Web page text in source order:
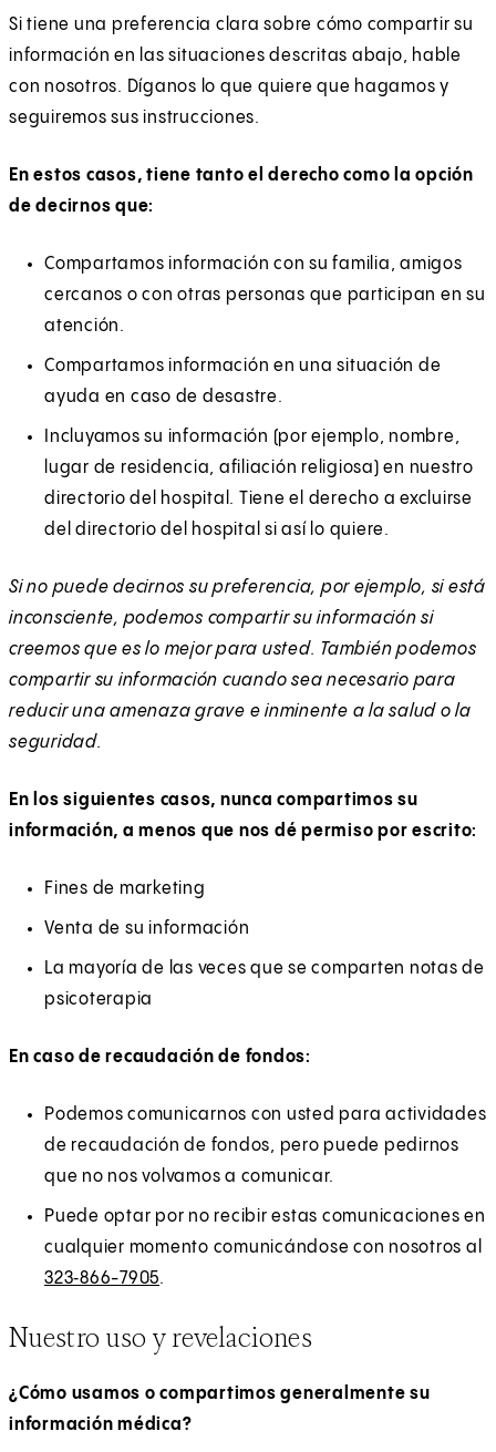
e
)
Si tiene una preferencia clara sobre cómo compartir su
información en las situaciones descritas abajo, hable
con nosotros. Díganos lo que quiere que hagamos y
seguiremos sus instrucciones.
En estos casos, tiene tanto el derecho como la opción
de decirnos que:
Compartamos información con su familia, amigos
cercanos o con otras personas que participan en su
atención.
Compartamos información en una situación de
ayuda en caso de desastre.
Incluyamos su información (por ejemplo, nombre,
lugar de residencia, afiliación religiosa) en nuestro
directorio del hospital. Tiene el derecho a excluirse
del directorio del hospital si así lo quiere.
Si no puede decirnos su preferencia, por ejemplo, si está
inconsciente, podemos compartir su información si
creemos que es lo mejor para usted. También podemos
compartir su información cuando sea necesario para
reducir una amenaza grave e inminente a la salud o la
seguridad.
En los siguientes casos, nunca compartimos su
información, a menos que nos dé permiso por escrito:
Fines de marketing
Venta de su información
La mayoría de las veces que se comparten notas de
psicoterapia
En caso de recaudación de fondos:
Podemos comunicarnos con usted para actividades
de recaudación de fondos, pero puede pedirnos
que no nos volvamos a comunicar.
Puede optar por no recibir estas comunicaciones en
cualquier momento comunicándose con nosotros al
323‑866-7905.
Nuestro uso y revelaciones
¿Cómo usamos o compartimos generalmente su
información médica?